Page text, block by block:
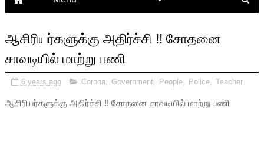
ஆசிரியர்களுக்கு அதிர்ச்சி !! சோதனை
சாவடியில் மாற்று பணி
6 years ago Corona Government People, Police, Teacher
ஆசிரியர்களுக்கு அதிர்ச்சி !! சோதனை சாவடியில் மாற்று பணி